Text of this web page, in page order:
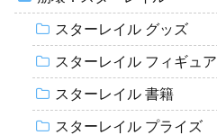
スターレイル グッズ
スターレイル フィギュア
スターレイル 書籍
スターレイル プライズ